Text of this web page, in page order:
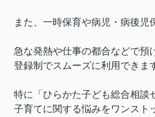
また、一時保育や病児・病後児
急な発熱や仕事の都合などで預
登録制でスムーズに利用できま
特に「ひらかた子ども総合相談
子育てに関する悩みをワンスト